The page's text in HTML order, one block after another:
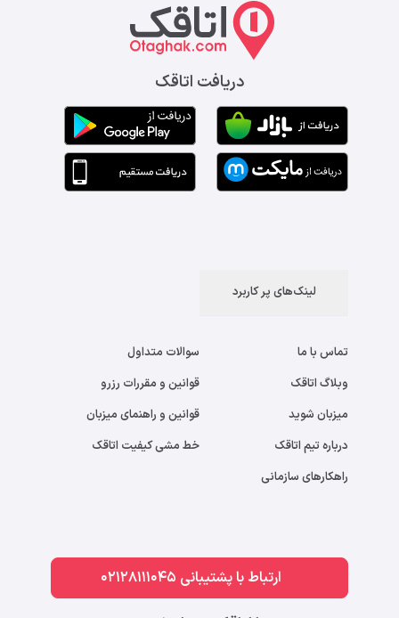
دریافت اتاقک
لینک‌های پر کاربرد
تماس با ما
وبلاگ اتاقک
میزبان شوید
درباره تیم اتاقک
راهکارهای سازمانی
سوالات متداول
قوانین و مقررات رزرو
قوانین و راهنمای میزبان
خط مشی کیفیت اتاقک
ارتباط با پشتیبانی 02128111045